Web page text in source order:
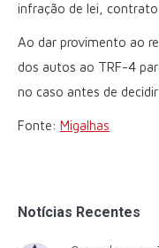
infração de lei,
Ao dar provimento ao
dos autos ao TRF-4
no caso antes de
Fonte: Migalhas
Notícias Recentes